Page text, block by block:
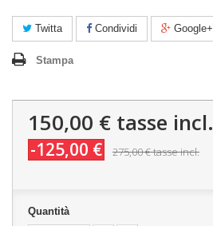
Twitta Condividi Google+
Stampa
150,00 € tasse incl.
-125,00 € 275,00 €tasse incl.
Quantità